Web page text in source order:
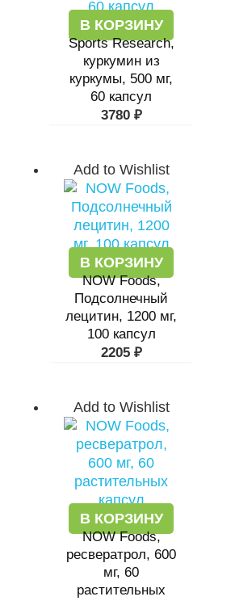
В КОРЗИНУ
Sports Research,
куркумин из
куркумы, 500 мг,
60 капсул
3780 ₽
Add to Wishlist
В КОРЗИНУ
NOW Foods,
Подсолнечный
лецитин, 1200 мг,
100 капсул
2205 ₽
Add to Wishlist
В КОРЗИНУ
NOW Foods,
ресвератрол, 600
мг, 60
растительных